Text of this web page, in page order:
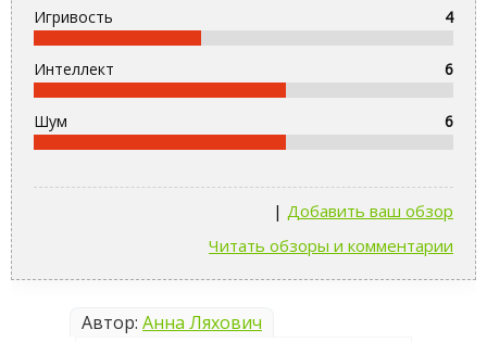
Игривость 4
Интеллект 6
Шум 6
Добавить ваш обзор
|
Читать обзоры и комментарии
Автор: Анна Ляхович